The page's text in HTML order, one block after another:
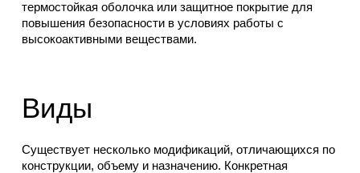
термостойкая оболочка или защитное покрытие для
повышения безопасности в условиях работы с
высокоактивными веществами.
Виды
Существует несколько модификаций, отличающихся по
конструкции, объему и назначению. Конкретная